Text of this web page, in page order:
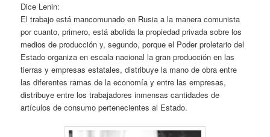
Dice Lenin:
El trabajo está mancomunado en Rusia a la manera comunista
por cuanto, primero, está abolida la propiedad privada sobre los
medios de producción y, segundo, porque el Poder proletario del
Estado organiza en escala nacional la gran producción en las
tierras y empresas estatales, distribuye la mano de obra entre
las diferentes ramas de la economía y entre las empresas,
distribuye entre los trabajadores inmensas cantidades de
artículos de consumo pertenecientes al Estado.